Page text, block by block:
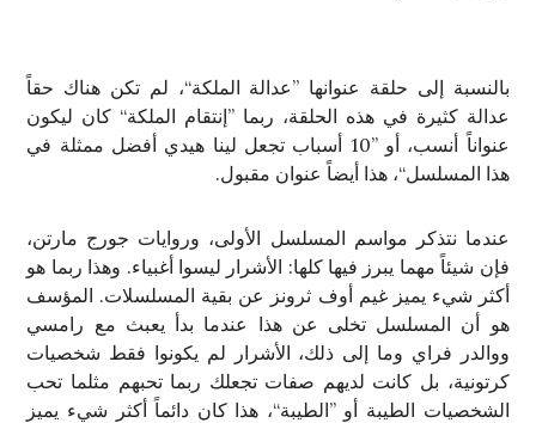
بالنسبة إلى حلقة عنوانها ”عدالة الملكة“، لم تكن هناك حقاً
عدالة كثيرة في هذه الحلقة، ربما ”إنتقام الملكة“ كان ليكون
عنواناً أنسب، أو ”10 أسباب تجعل لينا هيدي أفضل ممثلة في
هذا المسلسل“، هذا أيضاً عنوان مقبول.
عندما نتذكر مواسم المسلسل الأولى، وروايات جورج مارتن،
فإن شيئاً مهما يبرز فيها كلها: الأشرار ليسوا أغبياء. وهذا ربما هو
أكثر شيء يميز غيم أوف ثرونز عن بقية المسلسلات. المؤسف
هو أن المسلسل تخلى عن هذا عندما بدأ يعبث مع رامسي
ووالدر فراي وما إلى ذلك، الأشرار لم يكونوا فقط شخصيات
كرتونية، بل كانت لديهم صفات تجعلك ربما تحبهم مثلما تحب
الشخصيات الطيبة أو ”الطيبة“، هذا كان دائماً أكثر شيء يميز